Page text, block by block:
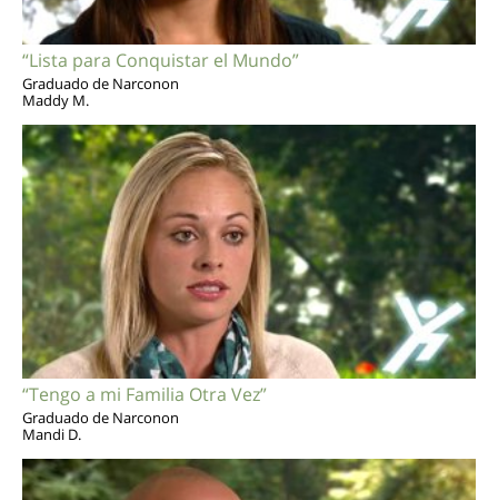
“Lista para Conquistar el Mundo”
Graduado de Narconon
Maddy M.
“Tengo a mi Familia Otra Vez”
Graduado de Narconon
Mandi D.